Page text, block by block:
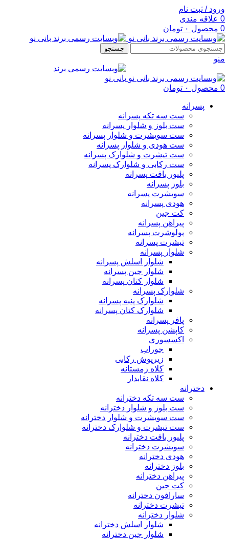
ورود / ثبت نام
0 علاقه مندی
0 محصول ۰ تومان
جستجو
منو
0 محصول ۰ تومان
پسرانه
ست سه تکه پسرانه
ست بلوز و شلوار پسرانه
ست سویشرت و شلوار پسرانه
ست هودی و شلوار پسرانه
ست تیشرت و شلوارک پسرانه
ست رکابی و شلوارک پسرانه
پلیور بافت پسرانه
بلوز پسرانه
سویشرت پسرانه
هودی پسرانه
کت جین
پیراهن پسرانه
پولوشرت پسرانه
تیشرت پسرانه
شلوار پسرانه
شلوار اسلش پسرانه
شلوار جین پسرانه
شلوار کتان پسرانه
شلوارک پسرانه
شلوارک پنبه پسرانه
شلوارک کتان پسرانه
پافر پسرانه
کاپشن پسرانه
اکسسوری
جوراب
زیرپوش رکابی
کلاه زمستانه
کلاه نقابدار
دخترانه
ست سه تکه دخترانه
ست بلوز و شلوار دخترانه
ست سویشرت و شلوار دخترانه
ست تیشرت و شلوارک دخترانه
پلیور بافت دخترانه
سویشرت دخترانه
هودی دخترانه
بلوز دخترانه
پیراهن دخترانه
کت جین
سارافون دخترانه
تیشرت دخترانه
شلوار دخترانه
شلوار اسلش دخترانه
شلوار جین دخترانه